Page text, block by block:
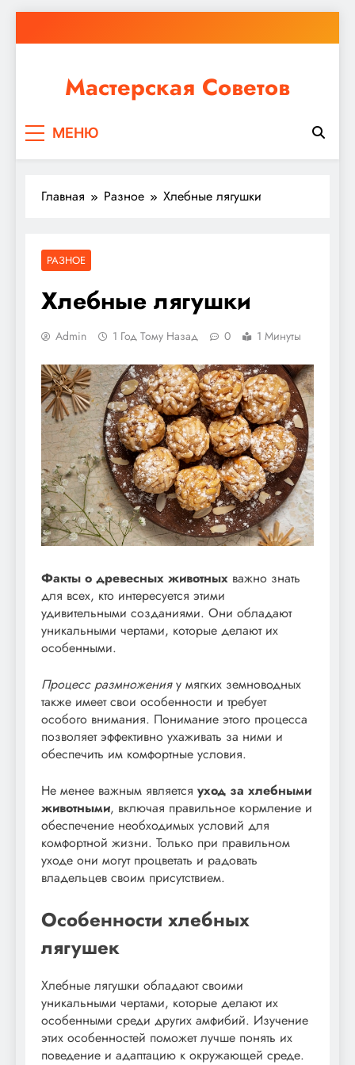
к
Мастерская Советов
ремонт или крупное строительство, в Мастерской
МЕНЮ
Главная Разное Хлебные лягушки
РАЗНОЕ
Хлебные лягушки
Admin 1 Год Тому Назад 0 1 Минуты
Факты о древесных животных важно знать
для всех, кто интересуется этими
удивительными созданиями. Они обладают
уникальными чертами, которые делают их
особенными.
Процесс размноженияу мягких земноводных
также имеет свои особенности и требует
особого внимания. Понимание этого процесса
позволяет эффективно ухаживать за ними и
обеспечить им комфортные условия.
Не менее важным является уход за хлебными
животными, включая правильное кормление и
обеспечение необходимых условий для
комфортной жизни. Только при правильном
уходе они могут процветать и радовать
владельцев своим присутствием.
Особенности хлебных
лягушек
Хлебные лягушки обладают своими
уникальными чертами, которые делают их
особенными среди других амфибий. Изучение
этих особенностей поможет лучше понять их
поведение и адаптацию к окружающей среде.